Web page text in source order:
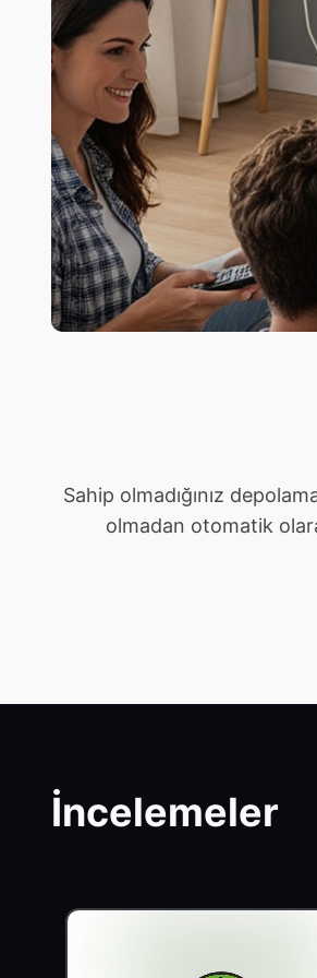
Sahip olmadığınız
olmadan otomatik
İncelemeler